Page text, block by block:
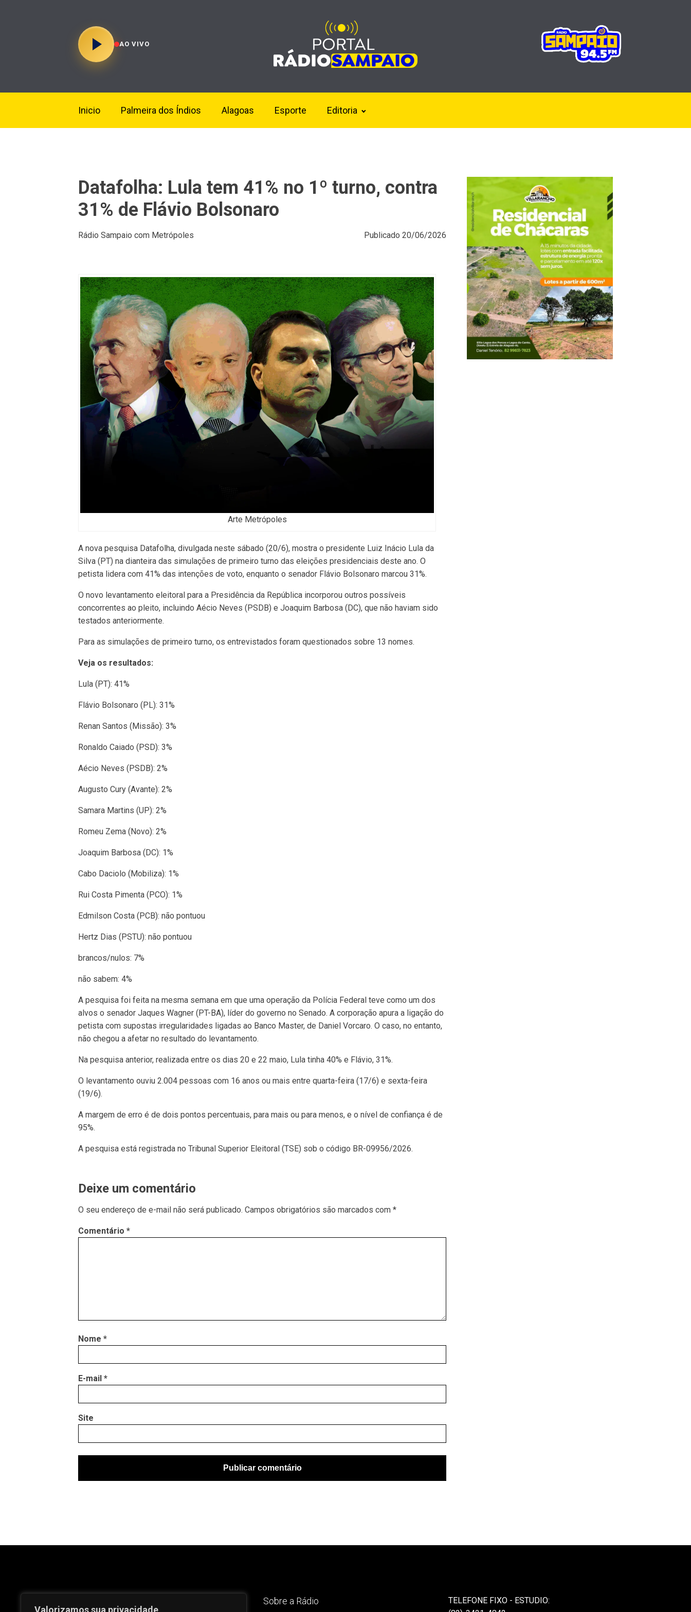
Valorizamos sua privacidade
AO VIVO
Inicio Palmeira dos Índios Alagoas Esporte Editoria
Datafolha: Lula tem 41% no 1º turno, contra
31% de Flávio Bolsonaro
Rádio Sampaio com Metrópoles Publicado 20/06/2026
Arte Metrópoles
A nova pesquisa Datafolha, divulgada neste sábado (20/6), mostra o presidente Luiz Inácio Lula da
Silva (PT) na dianteira das simulações de primeiro turno das eleições presidenciais deste ano. O
petista lidera com 41% das intenções de voto, enquanto o senador Flávio Bolsonaro marcou 31%.
O novo levantamento eleitoral para a Presidência da República incorporou outros possíveis
concorrentes ao pleito, incluindo Aécio Neves (PSDB) e Joaquim Barbosa (DC), que não haviam sido
testados anteriormente.
Para as simulações de primeiro turno, os entrevistados foram questionados sobre 13 nomes.
Veja os resultados:
Lula (PT): 41%
Flávio Bolsonaro (PL): 31%
Renan Santos (Missão): 3%
Ronaldo Caiado (PSD): 3%
Aécio Neves (PSDB): 2%
Augusto Cury (Avante): 2%
Samara Martins (UP): 2%
Romeu Zema (Novo): 2%
Joaquim Barbosa (DC): 1%
Cabo Daciolo (Mobiliza): 1%
Rui Costa Pimenta (PCO): 1%
Edmilson Costa (PCB): não pontuou
Hertz Dias (PSTU): não pontuou
brancos/nulos: 7%
não sabem: 4%
A pesquisa foi feita na mesma semana em que uma operação da Polícia Federal teve como um dos
alvos o senador Jaques Wagner (PT-BA), líder do governo no Senado. A corporação apura a ligação do
petista com supostas irregularidades ligadas ao Banco Master, de Daniel Vorcaro. O caso, no entanto,
não chegou a afetar no resultado do levantamento.
Na pesquisa anterior, realizada entre os dias 20 e 22 maio, Lula tinha 40% e Flávio, 31%.
O levantamento ouviu 2.004 pessoas com 16 anos ou mais entre quarta-feira (17/6) e sexta-feira
(19/6).
A margem de erro é de dois pontos percentuais, para mais ou para menos, e o nível de confiança é de
95%.
A pesquisa está registrada no Tribunal Superior Eleitoral (TSE) sob o código BR-09956/2026.
Deixe um comentário
O seu endereço de e-mail não será publicado. Campos obrigatórios são marcados com *
Comentário *
Nome *
E-mail *
Site
Sobre a Rádio
TELEFONE FIXO - ESTUDIO: